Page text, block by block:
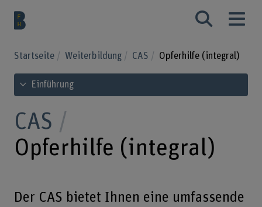
Startseite Weiterbildung CAS Opferhilfe (integral)
Inhaltsverzeichnis ansehen
Einführung
CAS
Opferhilfe (integral)
Der CAS bietet Ihnen eine umfassende